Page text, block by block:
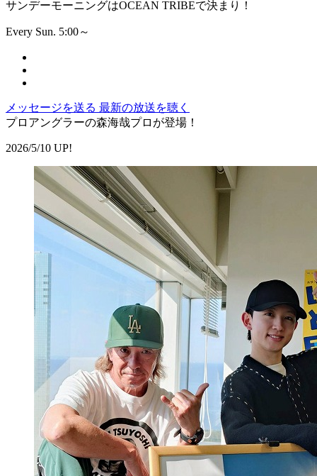
サンデーモーニングはOCEAN TRIBEで決まり！
Every Sun. 5:00～
メッセージを送る 最新の放送を聴く
プロアングラーの森海哉プロが登場！
2026/5/10 UP!